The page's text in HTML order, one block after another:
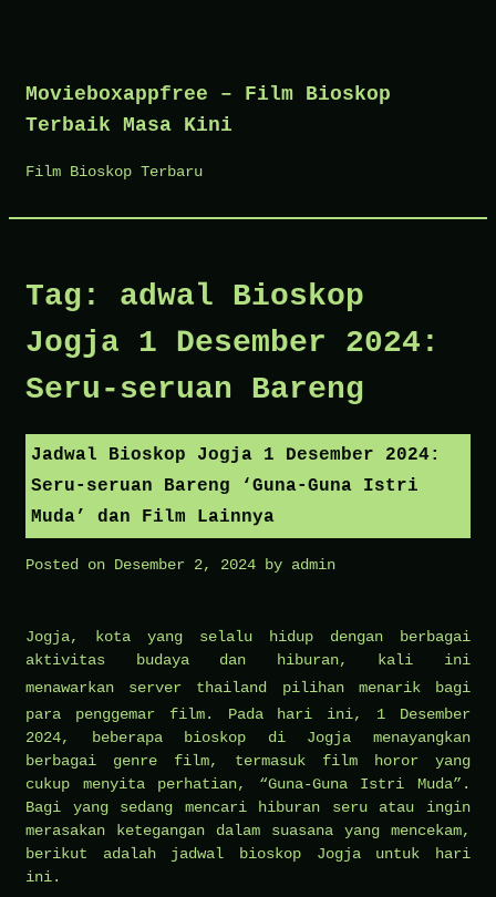
content
Movieboxappfree – Film Bioskop
Terbaik Masa Kini
Film Bioskop Terbaru
Tag: adwal Bioskop
Jogja 1 Desember 2024:
Seru-seruan Bareng
Jadwal Bioskop Jogja 1 Desember 2024:
Seru-seruan Bareng ‘Guna-Guna Istri
Muda’ dan Film Lainnya
Posted on Desember 2, 2024 by admin
Jogja, kota yang selalu hidup dengan berbagai
aktivitas budaya dan hiburan, kali ini
menawarkan server thailand pilihan menarik bagi
para penggemar film. Pada hari ini, 1 Desember
2024, beberapa bioskop di Jogja menayangkan
berbagai genre film, termasuk film horor yang
cukup menyita perhatian, “Guna-Guna Istri Muda”.
Bagi yang sedang mencari hiburan seru atau ingin
merasakan ketegangan dalam suasana yang mencekam,
berikut adalah jadwal bioskop Jogja untuk hari
ini.